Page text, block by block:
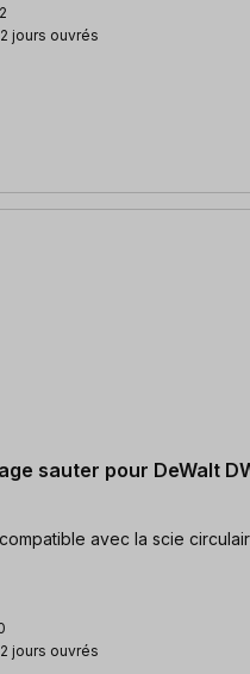
jours ouvrés
sauter pour DeWalt
avec la scie
jours ouvrés